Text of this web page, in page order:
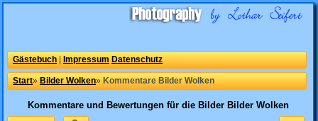
Gästebuch Impressum Datenschutz
Start» Bilder Wolken» Kommentare Bilder Wolken
Kommentare und Bewertungen für die Bilder Bilder Wolken